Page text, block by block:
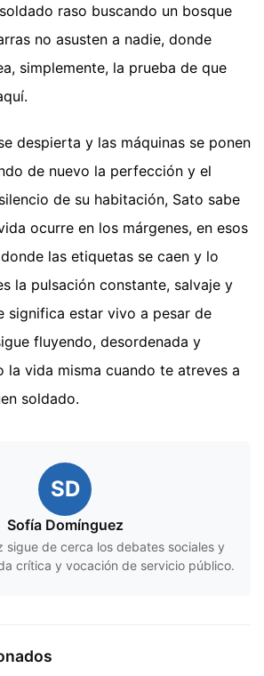
raso buscando un bosque
no asusten a nadie, donde
simplemente, la prueba de que
despierta y las máquinas se ponen
de nuevo la perfección y el
de su habitación, Sato sabe
ocurre en los márgenes, en esos
las etiquetas se caen y lo
la pulsación constante, salvaje y
significa estar vivo a pesar de
fluyendo, desordenada y
la vida misma cuando te atreves a
soldado.
SD
Sofía Domínguez
sigue de cerca los debates sociales y
crítica y vocación de servicio público.